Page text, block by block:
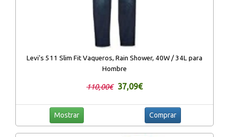
Levi's 511 Slim Fit Vaqueros, Rain Shower, 40W / 34L para
Hombre
110,00€ 37,09€
Mostrar Comprar